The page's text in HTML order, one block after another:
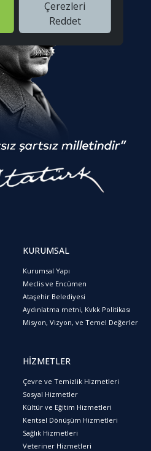
Çerezleri
Reddet
KURUMSAL
Kurumsal Yapı
Meclis ve Encümen
Ataşehir Belediyesi
Aydınlatma metni, Kvkk Politikası
Misyon, Vizyon, ve Temel Değerler
HİZMETLER
Çevre ve Temizlik Hizmetleri
Sosyal Hizmetler
Kültür ve Eğitim Hizmetleri
Kentsel Dönüşüm Hizmetleri
Sağlık Hizmetleri
Veteriner Hizmetleri